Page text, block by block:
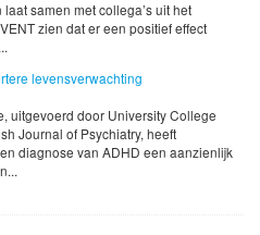
samen met collega’s uit het
zien dat er een positief effect
levensverwachting
uitgevoerd door University College
Journal of Psychiatry, heeft
diagnose van ADHD een aanzienlijk